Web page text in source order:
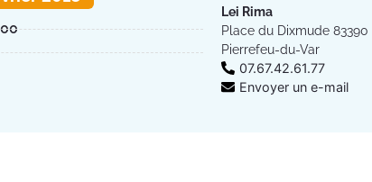
Lei Rima
Place du Dixmude 83390
Pierrefeu-du-Var
07.67.42.61.77
Envoyer un e-mail